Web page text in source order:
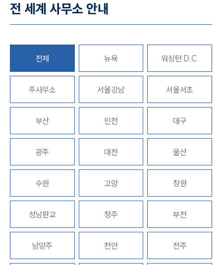
대륜의 강점
기업 의뢰인
오시는 길
고객의 소리
통합검색
업무사례
주요 업무사례
사례분석/최신동향
법률정보
법률지식인
고객후기
업무분야
의료·바이오·헬스케어그룹 업무
전체
구성원 소개
전 세계 사무소 안내
전체 뉴욕 워싱턴 D.C.
주사무소 서울강남 서울서초
부산 인천 대구
광주 대전 울산
수원 고양 창원
성남판교 청주 부천
남양주 천안 전주